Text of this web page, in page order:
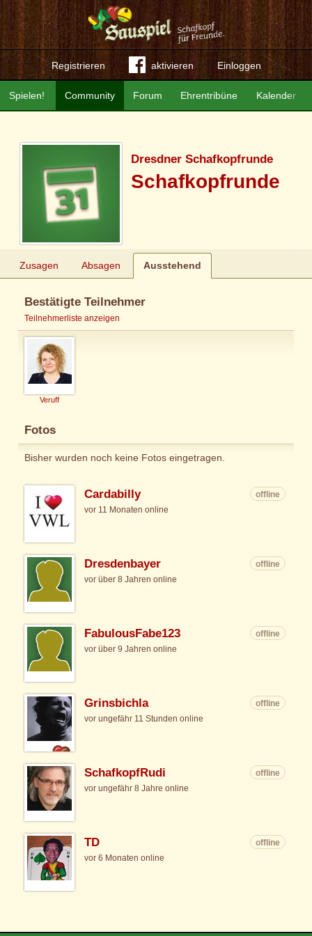
Registrieren aktivieren Einloggen
Community Forum Ehrentribüne Kalender
Spielen!
Dresdner Schafkopfrunde
Schafkopfrunde
Zusagen Absagen Ausstehend
Bestätigte Teilnehmer
Teilnehmerliste anzeigen
Veruff
Fotos
Bisher wurden noch keine Fotos eingetragen.
Cardabilly
offline
vor 11 Monaten online
Dresdenbayer
offline
vor über 8 Jahren online
FabulousFabe123
offline
vor über 9 Jahren online
Grinsbichla
offline
vor ungefähr 11 Stunden online
SchafkopfRudi
offline
vor ungefähr 8 Jahre online
TD
offline
vor 6 Monaten online